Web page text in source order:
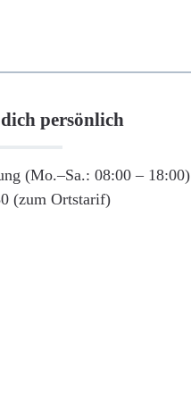
persönlich
(Mo.–Sa.: 08:00 –
(zum Ortstarif)